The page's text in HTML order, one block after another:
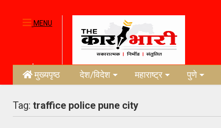
MENU
मुख्यपृष्ठ देश/विदेश महाराष्ट्र पुणे
Tag:traffice police pune city